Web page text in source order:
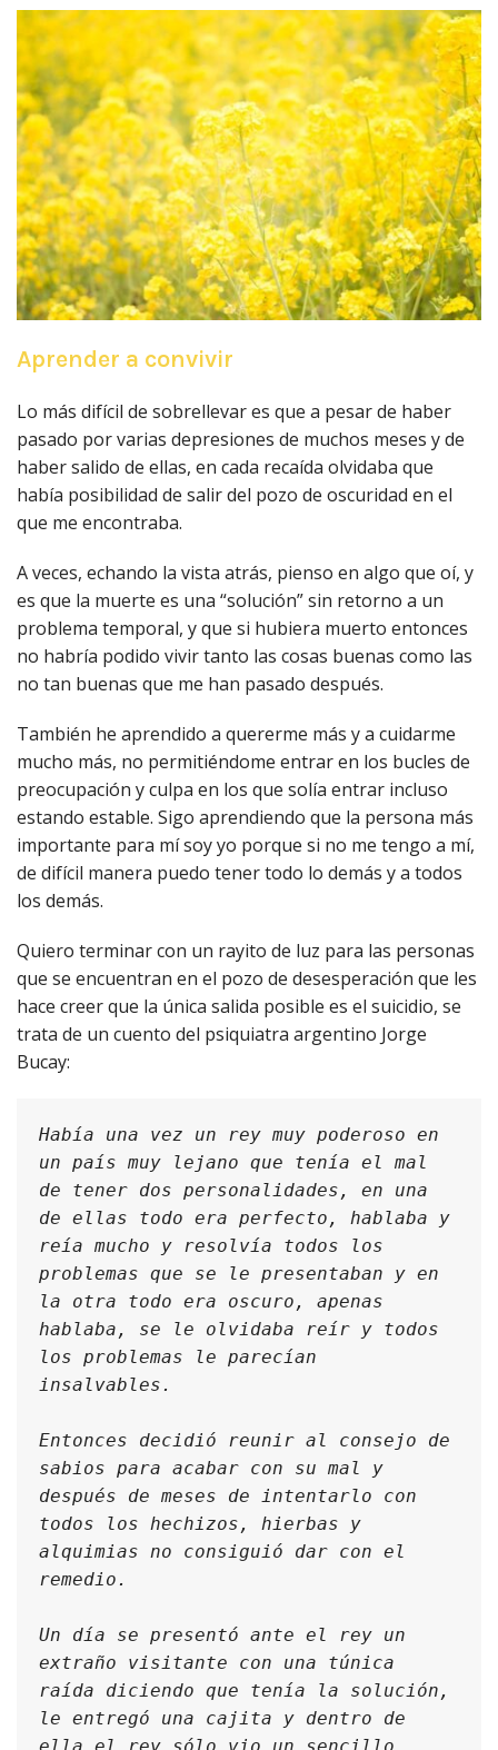
Aprender a convivir
Lo más difícil de sobrellevar es que a pesar de haber
pasado por varias depresiones de muchos meses y de
haber salido de ellas, en cada recaída olvidaba que
había posibilidad de salir del pozo de oscuridad en el
que me encontraba.
A veces, echando la vista atrás, pienso en algo que oí, y
es que la muerte es una “solución” sin retorno a un
problema temporal, y que si hubiera muerto entonces
no habría podido vivir tanto las cosas buenas como las
no tan buenas que me han pasado después.
También he aprendido a quererme más y a cuidarme
mucho más, no permitiéndome entrar en los bucles de
preocupación y culpa en los que solía entrar incluso
estando estable. Sigo aprendiendo que la persona más
importante para mí soy yo porque si no me tengo a mí,
de difícil manera puedo tener todo lo demás y a todos
los demás.
Quiero terminar con un rayito de luz para las personas
que se encuentran en el pozo de desesperación que les
hace creer que la única salida posible es el suicidio, se
trata de un cuento del psiquiatra argentino Jorge
Bucay:
Había una vez un rey muy poderoso en
un país muy lejano que tenía el mal
de tener dos personalidades, en una
de ellas todo era perfecto, hablaba y
reía mucho y resolvía todos los
problemas que se le presentaban y en
la otra todo era oscuro, apenas
hablaba, se le olvidaba reír y todos
los problemas le parecían
insalvables.
Entonces decidió reunir al consejo de
sabios para acabar con su mal y
después de meses de intentarlo con
todos los hechizos, hierbas y
alquimias no consiguió dar con el
remedio.
Un día se presentó ante el rey un
extraño visitante con una túnica
raída diciendo que tenía la solución,
le entregó una cajita y dentro de